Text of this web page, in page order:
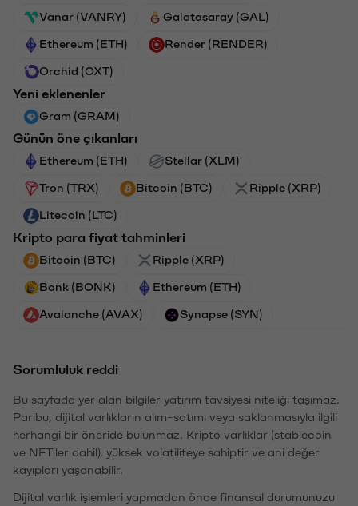
Vanar (VANRY) Galatasaray (GAL)
Ethereum (ETH) Render (RENDER)
Orchid (OXT)
Yeni eklenenler
Gram (GRAM)
Günün öne çıkanları
Ethereum (ETH) Stellar (XLM)
Tron (TRX) Bitcoin (BTC) Ripple (XRP)
Litecoin (LTC)
Kripto para fiyat tahminleri
Bitcoin (BTC) Ripple (XRP)
Bonk (BONK) Ethereum (ETH)
Avalanche (AVAX) Synapse (SYN)
Sorumluluk reddi
Bu sayfada yer alan bilgiler yatırım tavsiyesi niteliği taşımaz.
Paribu, dijital varlıkların alım-satımı veya saklanmasıyla ilgili
herhangi bir öneride bulunmaz. Kripto varlıklar (stablecoin
ve NFT'ler dahil), yüksek volatiliteye sahiptir ve ani değer
kayıpları yaşanabilir.
Dijital varlık işlemleri yapmadan önce finansal durumunuzu